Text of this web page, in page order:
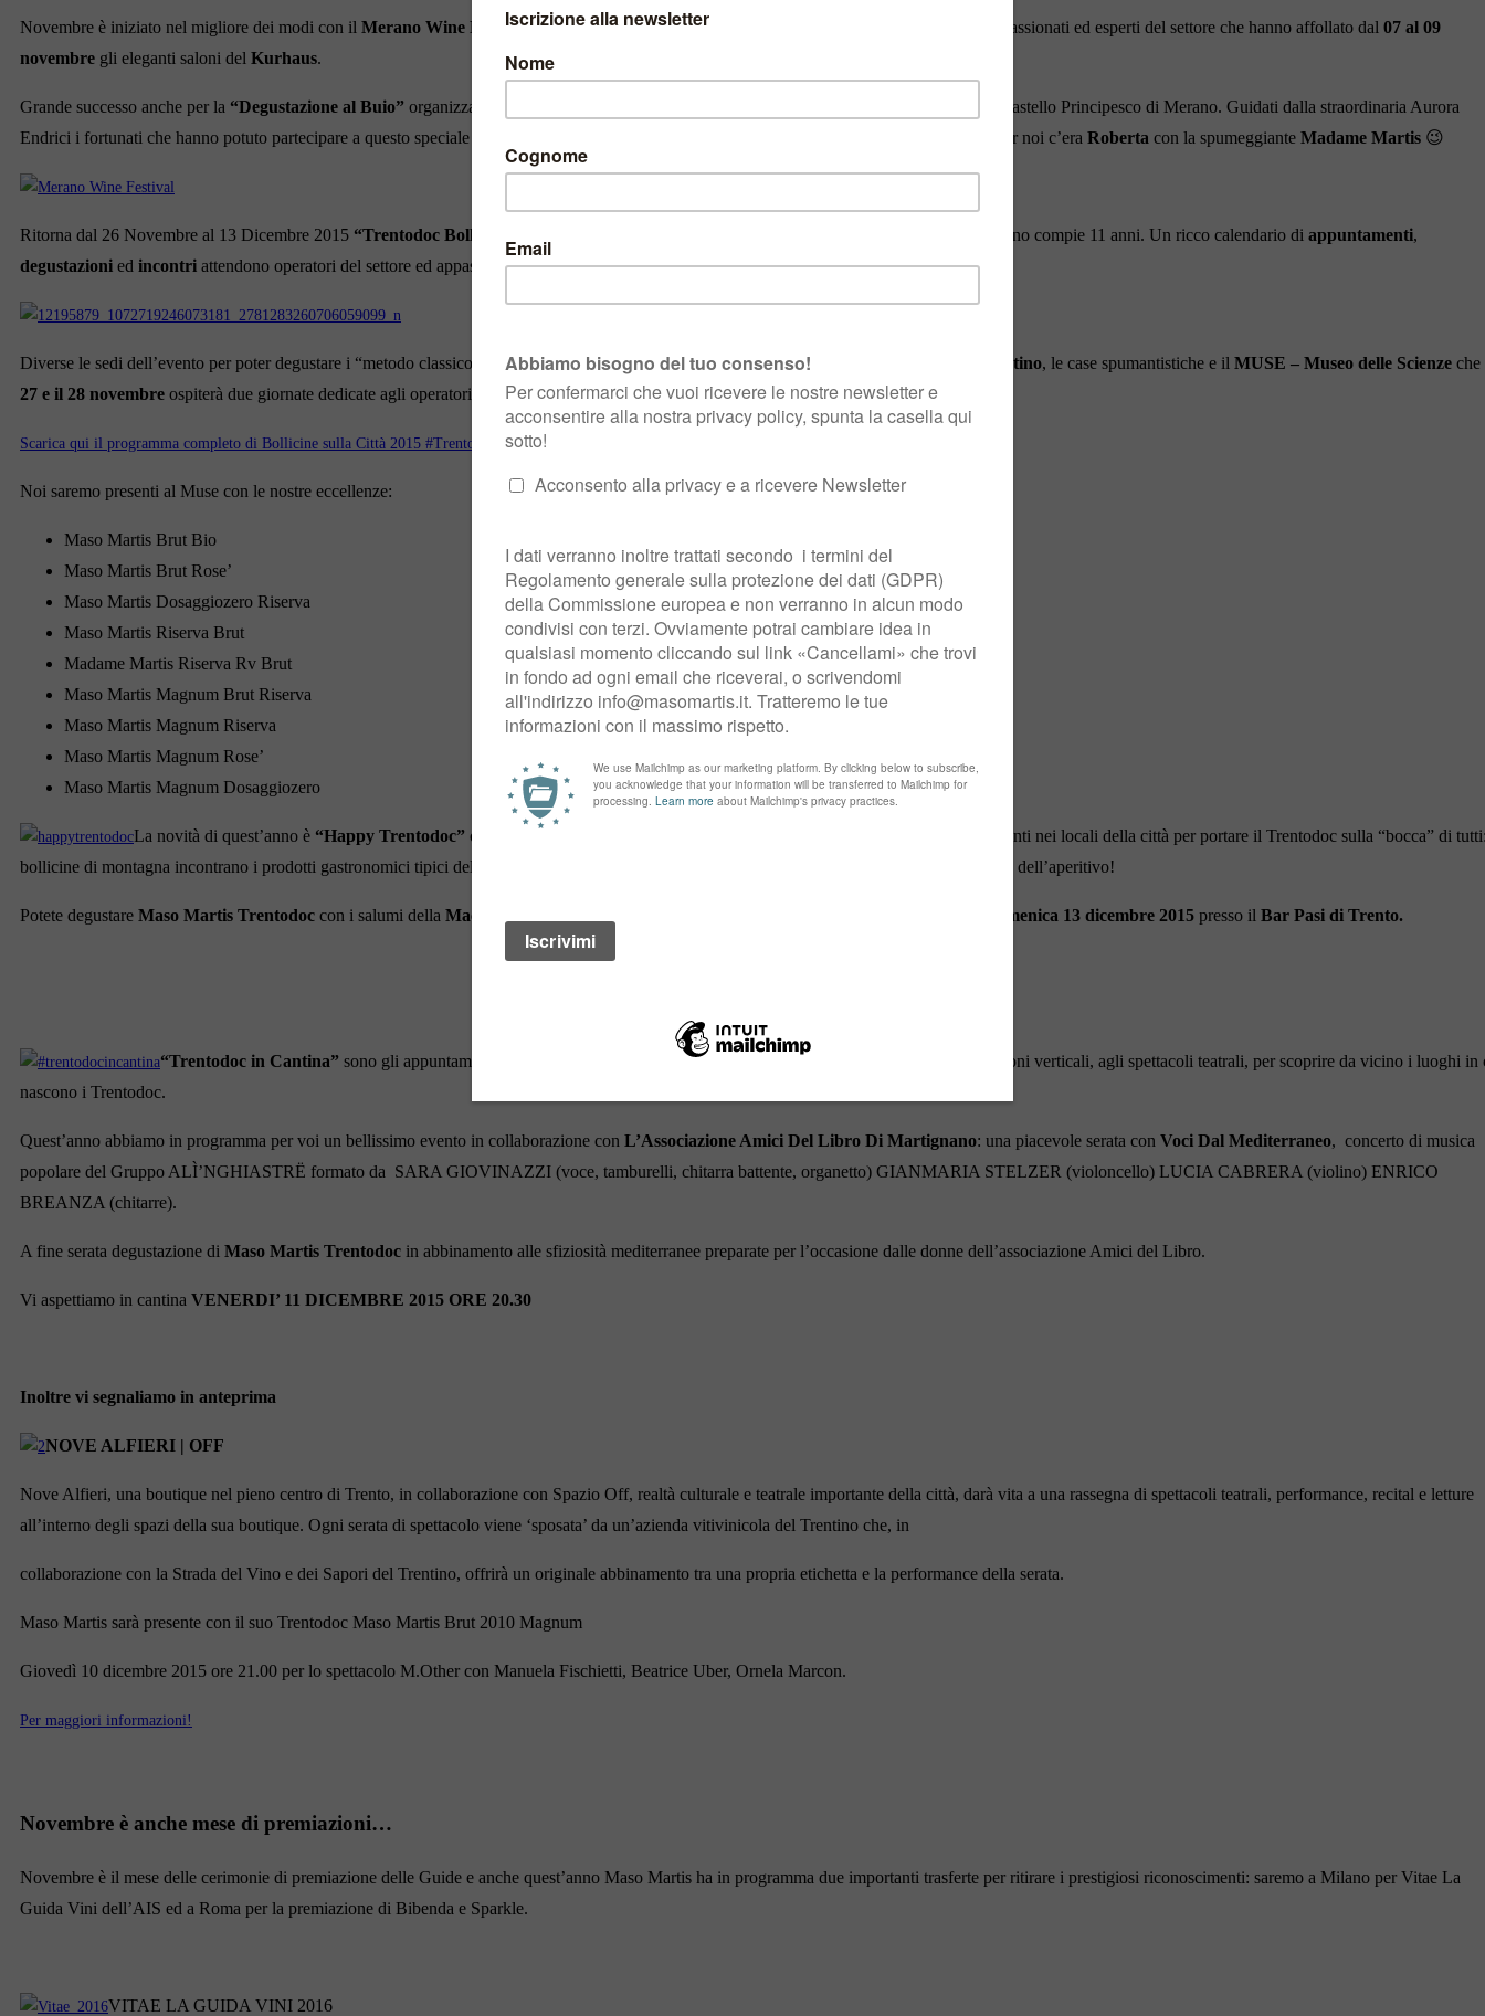
Novembre è iniziato nel migliore dei modi con il Merano Wine Festival, che anche quest’anno ha registrato una grande partecipazione di appassionati ed esperti del settore che hanno affollato dal 07 al 09
novembre gli eleganti saloni del Kurhaus.
Grande successo anche per la “Degustazione al Buio” organizzata dalle
sabato 07 novembre nel Castello Principesco di Merano. Guidati dalla straordinaria Aurora
Endrici i fortunati che hanno potuto partecipare a questo speciale evento hanno degustato
. Per noi c’era Roberta con la spumeggiante Madame Martis 😉
Ritorna dal 26 Novembre al 13 Dicembre 2015 “Trentodoc Bollicine sulla Città” , la manifestazione dedicata al metodo classico che quest’anno compie 11 anni. Un ricco calendario di appuntamenti,
degustazioni ed incontri attendono operatori del settore ed appassionati delle bollicine di montagna nella fantastica cornice diTrento.
Diverse le sedi dell’evento per poter degustare i “metodo classico” Trentodoc: lo storicoPalazzo Roccabruna Enoteca Provinciale del Trentino, le case spumantistiche e il MUSE – Museo delle Scienze
27 e il 28 novembre ospiterà due giornate dedicate agli operatori del settore.
Scarica qui il programma completo di Bollicine sulla Città 2015 #TrentodocBollicine
Noi saremo presenti al Muse con le nostre eccellenze:
Maso Martis Brut Bio
Maso Martis Brut Rose’
Maso Martis Dosaggiozero Riserva
Maso Martis Riserva Brut
Madame Martis Riserva Rv Brut
Maso Martis Magnum Brut Riserva
Maso Martis Magnum Riserva
Maso Martis Magnum Rose’
Maso Martis Magnum Dosaggiozero
La novità di quest’anno è “Happy Trentodoc” organizzato dalla
tanti appuntamenti nei locali della città per portare il Trentodoc sulla “bocca” di
bollicine di montagna incontrano i prodotti gastronomici tipici del Trentino: stuzzicanti abbinamenti che renderanno più “sparkling” il momento dell’aperitivo!
Potete degustare ‪ Maso Martis Trentodoc con i salumi della Macelleria Sighel giovedì 26 novembre a domenica 13 dicembre 2015 presso il Bar Pasi di Trento.
“Trentodoc in Cantina” sono gli appuntamenti presso le case spumantistiche
: dalla presentazione di libri, alle degustazioni verticali, agli spettacoli teatrali, per scoprire da vicino i luoghi in
nascono i Trentodoc.
Quest’anno abbiamo in programma per voi un bellissimo evento in collaborazione con L’Associazione Amici Del Libro Di Martignano: una piacevole serata con Voci Dal Mediterraneo, concerto di musica
popolare del Gruppo ALÌ’NGHIASTRË formato da SARA GIOVINAZZI (voce, tamburelli, chitarra battente, organetto) GIANMARIA STELZER (violoncello) LUCIA CABRERA (violino) ENRICO
BREANZA (chitarre).
A fine serata degustazione di Maso Martis Trentodoc in abbinamento alle sfiziosità mediterranee preparate per l’occasione dalle donne dell’associazione Amici del Libro.
Vi aspettiamo in cantina VENERDI’ 11 DICEMBRE 2015 ORE 20.30
Inoltre vi segnaliamo in anteprima
NOVE ALFIERI | OFF
Nove Alfieri, una boutique nel pieno centro di Trento, in collaborazione con Spazio Off, realtà culturale e teatrale importante della città, darà vita a una rassegna di spettacoli teatrali, performance, recital e letture
all’interno degli spazi della sua boutique. Ogni serata di spettacolo viene ‘sposata’ da un’azienda vitivinicola del Trentino che, in
collaborazione con la Strada del Vino e dei Sapori del Trentino, offrirà un originale abbinamento tra una propria etichetta e la performance della serata.
Maso Martis sarà presente con il suo Trentodoc Maso Martis Brut 2010 Magnum
Giovedì 10 dicembre 2015 ore 21.00 per lo spettacolo M.Other con Manuela Fischietti, Beatrice Uber, Ornela Marcon.
Per maggiori informazioni!
Novembre è anche mese di premiazioni…
Novembre è il mese delle cerimonie di premiazione delle Guide e anche quest’anno Maso Martis ha in programma due importanti trasferte per ritirare i prestigiosi riconoscimenti: saremo a Milano per Vitae La
Guida Vini dell’AIS ed a Roma per la premiazione di Bibenda e Sparkle.
VITAE LA GUIDA VINI 2016